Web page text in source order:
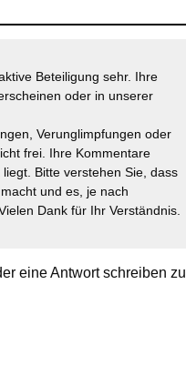
Beteiligung sehr. Ihre
oder in unserer
Verunglimpfungen oder
frei. Ihre Kommentare
Bitte verstehen Sie, dass
und es, je nach
Dank für Ihr Verständnis.
eine Antwort schreiben zu